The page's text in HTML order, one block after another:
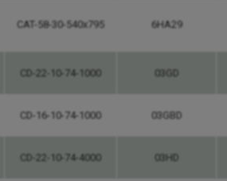
CAT-58-30-540x795 6HA29
CD-22-10-74-1000 03GD
CD-16-10-74-1000 03GBD
CD-22-10-74-4000 03HD